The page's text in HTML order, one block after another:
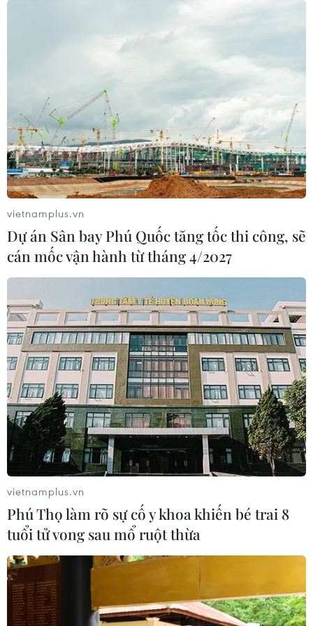
Việt-Lào tăng cường chia sẻ kinh nghiệm
khắc phục hậu quả bom mìn
19/05/2023 10:57
Thượng tướng Phùng Sĩ Tấn đề nghị Binh chủng Công
binh của Việt Nam và Cục Công binh Lào nghiên cứu,
tăng cường hợp tác chia sẻ kinh nghiệm khắc phục hậu
quả bom, mìn sau chiến tranh.
vietnamplus.vn
Dự án Sân bay Phú Quốc tăng tốc thi công, sẽ
cán mốc vận hành từ tháng 4/2027
vietnamplus.vn
Phú Thọ làm rõ sự cố y khoa khiến bé trai 8
tuổi tử vong sau mổ ruột thừa